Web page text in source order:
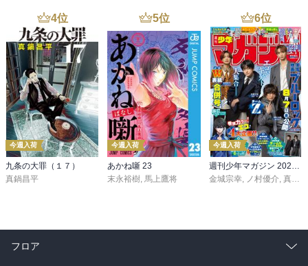
4位
今週入荷
九条の大罪（１７）
真鍋昌平
5位
今週入荷
あかね噺 23
末永裕樹, 馬上鷹将
6位
今週入荷
週刊少年マガジン 2026年36・37号[2026年8月5日発売]
金城宗幸, ノ村優介, 真島ヒロ
フロア